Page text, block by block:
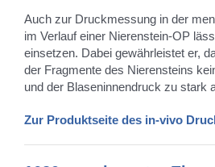
Auch zur Druckmessung in der
im Verlauf einer Nierenstein-OP
einsetzen. Dabei gewährleistet er,
der Fragmente des Nierensteins
und der Blaseninnendruck zu stark
Zur Produktseite des in-vivo